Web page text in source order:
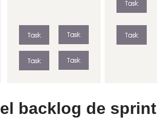
backlog de sprint